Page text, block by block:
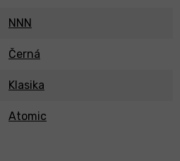
NNN
Černá
Klasika
Atomic